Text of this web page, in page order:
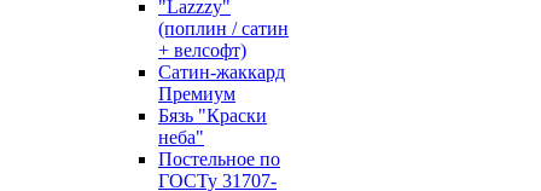
"Lazzzy"
(поплин / сатин
+ велсофт)
Сатин-жаккард
Премиум
Бязь "Краски
неба"
Постельное по
ГОСТу 31707-